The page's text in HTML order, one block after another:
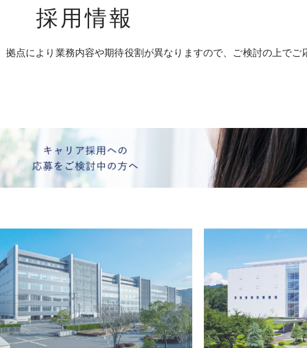
採用情報
拠点により業務内容や期待役割が異なりますので、ご検討の上でご